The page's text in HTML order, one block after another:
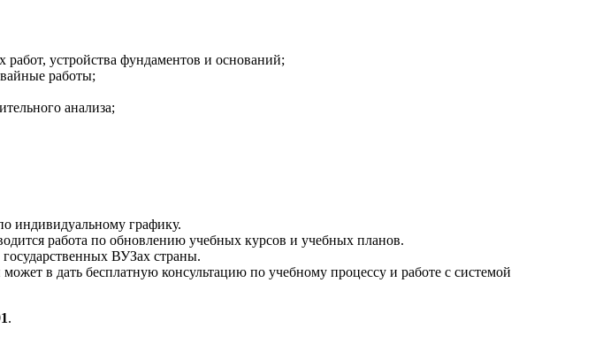
работ, устройства фундаментов и оснований;
работы;
анализа;
индивидуальному графику.
работа по обновлению учебных курсов и учебных планов.
ВУЗах страны.
в дать бесплатную консультацию по учебному процессу и работе с системой
.